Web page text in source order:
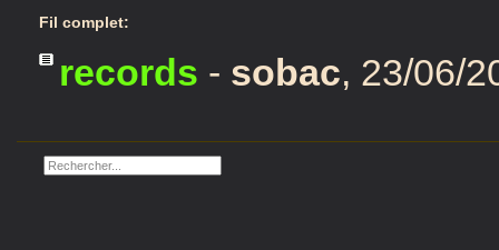
Fil complet:
records - sobac, 23/06/